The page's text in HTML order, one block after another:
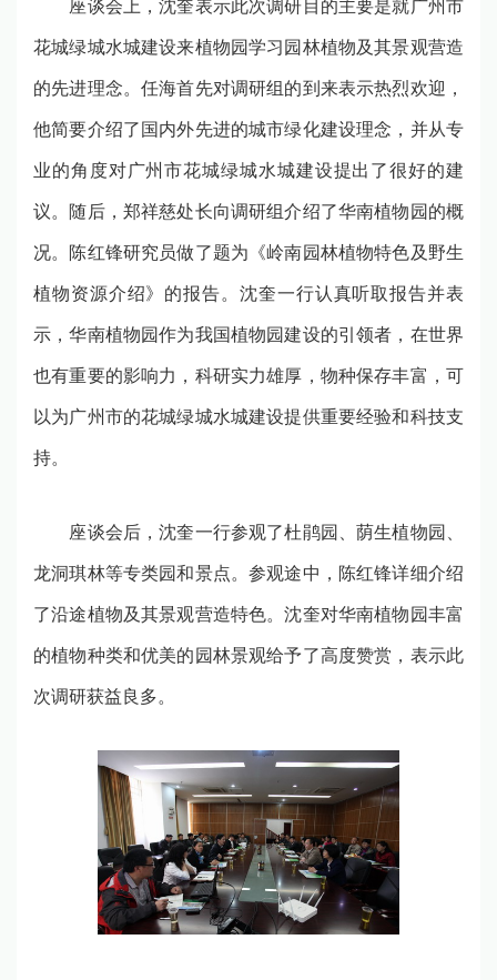
座谈会上，沈奎表示此次调研目的主要是就广州市
花城绿城水城建设来植物园学习园林植物及其景观营造
的先进理念。任海首先对调研组的到来表示热烈欢迎，
他简要介绍了国内外先进的城市绿化建设理念，并从专
业的角度对广州市花城绿城水城建设提出了很好的建
议。随后，郑祥慈处长向调研组介绍了华南植物园的概
况。陈红锋研究员做了题为《岭南园林植物特色及野生
植物资源介绍》的报告。沈奎一行认真听取报告并表
示，华南植物园作为我国植物园建设的引领者，在世界
也有重要的影响力，科研实力雄厚，物种保存丰富，可
以为广州市的花城绿城水城建设提供重要经验和科技支
持。
座谈会后，沈奎一行参观了杜鹃园、荫生植物园、
龙洞琪林等专类园和景点。参观途中，陈红锋详细介绍
了沿途植物及其景观营造特色。沈奎对华南植物园丰富
的植物种类和优美的园林景观给予了高度赞赏，表示此
次调研获益良多。